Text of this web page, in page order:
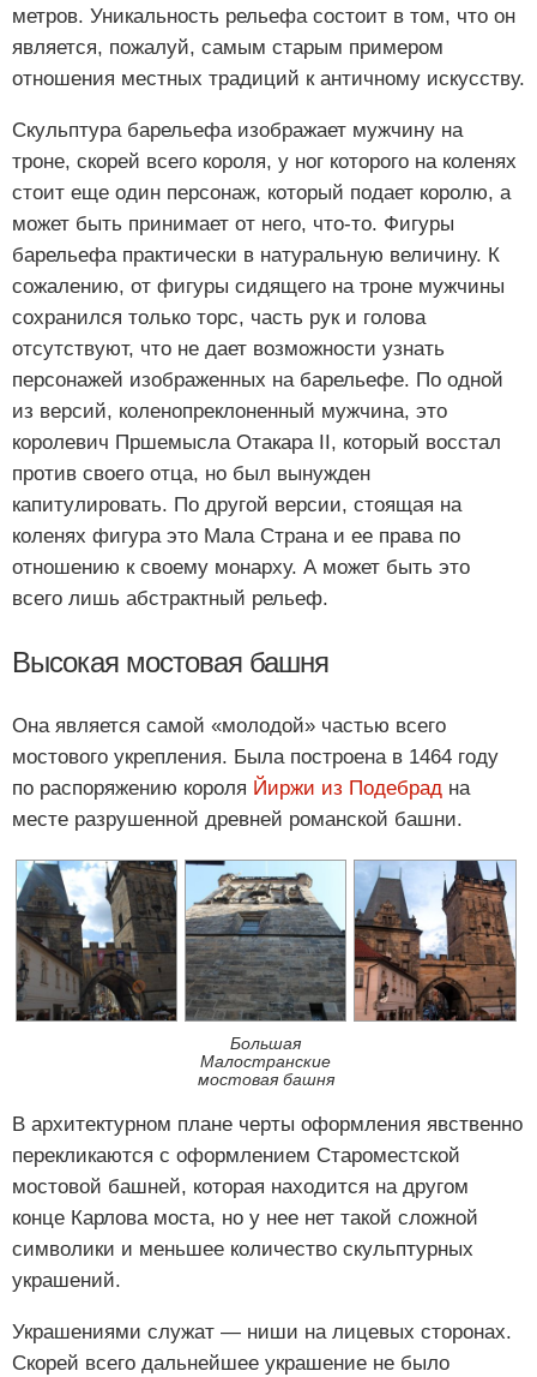
метров. Уникальность рельефа состоит в том, что он
является, пожалуй, самым старым примером
отношения местных традиций к античному искусству.
Скульптура барельефа изображает мужчину на
троне, скорей всего короля, у ног которого на коленях
стоит еще один персонаж, который подает королю, а
может быть принимает от него, что-то. Фигуры
барельефа практически в натуральную величину. К
сожалению, от фигуры сидящего на троне мужчины
сохранился только торс, часть рук и голова
отсутствуют, что не дает возможности узнать
персонажей изображенных на барельефе. По одной
из версий, коленопреклоненный мужчина, это
королевич Пршемысла Отакара II, который восстал
против своего отца, но был вынужден
капитулировать. По другой версии, стоящая на
коленях фигура это Мала Страна и ее права по
отношению к своему монарху. А может быть это
всего лишь абстрактный рельеф.
Высокая мостовая башня
Она является самой «молодой» частью всего
мостового укрепления. Была построена в 1464 году
по распоряжению короля Йиржи из Подебрад на
месте разрушенной древней романской башни.
Большая
Малостранские
мостовая башня
В архитектурном плане черты оформления явственно
перекликаются с оформлением Староместской
мостовой башней, которая находится на другом
конце Карлова моста, но у нее нет такой сложной
символики и меньшее количество скульптурных
украшений.
Украшениями служат — ниши на лицевых сторонах.
Скорей всего дальнейшее украшение не было